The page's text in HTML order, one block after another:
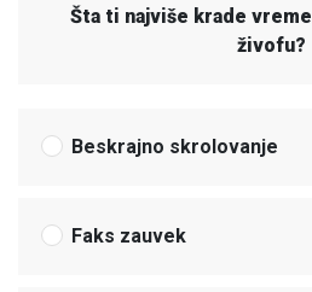
Šta ti najviše krade
živofu?
Beskrajno skrolovanje
Faks zauvek